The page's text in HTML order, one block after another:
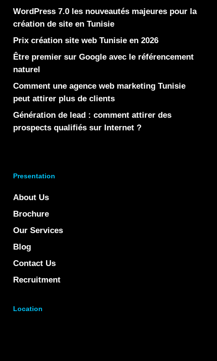
WordPress 7.0 les nouveautés majeures pour la
création de site en Tunisie
Prix création site web Tunisie en 2026
Être premier sur Google avec le référencement
naturel
Comment une agence web marketing Tunisie
peut attirer plus de clients
Génération de lead : comment attirer des
prospects qualifiés sur Internet ?
Presentation
About Us
Brochure
Our Services
Blog
Contact Us
Recruitment
Location